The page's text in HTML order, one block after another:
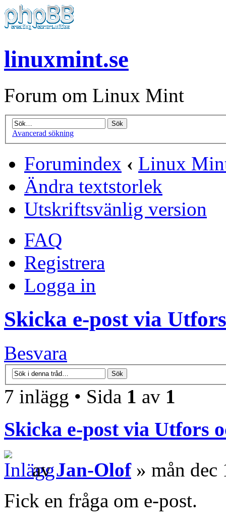
linuxmint.se
Forum om Linux Mint
Avancerad sökning
Forumindex ‹ Linux
Ändra textstorlek
Utskriftsvänlig version
FAQ
Registrera
Logga in
Skicka e-post via
Besvara
7 inlägg • Sida 1 av 1
Skicka e-post via Utfors
avJan-Olof» mån dec
Fick en fråga om e-post.